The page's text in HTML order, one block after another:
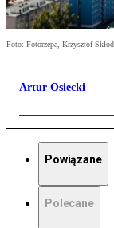
Foto: Fotorzepa, Krzysztof
Artur Osiecki
Powiązane
Polecane